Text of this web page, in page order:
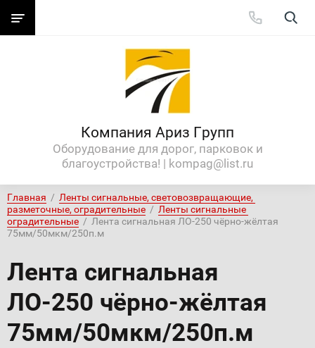
Компания Ариз Групп
Оборудование для дорог, парковок и
благоустройства! | kompag@list.ru
Главная
  /
Ленты сигнальные, световозвращающие,
разметочные, оградительные
  /
Ленты сигнальные
оградительные
  /  Лента сигнальная ЛО-250 чёрно-жёлтая
75мм/50мкм/250п.м
Лента сигнальная
ЛО-250 чёрно-жёлтая
75мм/50мкм/250п.м